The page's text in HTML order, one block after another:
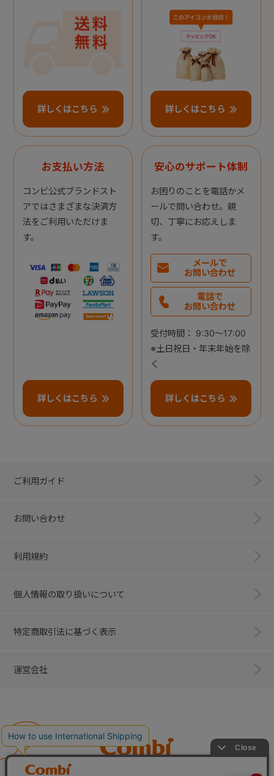
詳しくはこちら 詳しくはこちら
お支払い方法
コンビ公式ブランドスト
アではさまざまな決済方
法をご利用いただけま
す。
詳しくはこちら
安心のサポート体制
お困りのことを電話かメ
ールで問い合わせ。親
切、丁寧にお応えしま
す。
メールで
お問い合わせ
電話で
お問い合わせ
受付時間： 9:30～17:00
※土日祝日・年末年始を除
く
詳しくはこちら
ご利用ガイド
お問い合わせ
利用規約
個人情報の取り扱いについて
特定商取引法に基づく表示
運営会社